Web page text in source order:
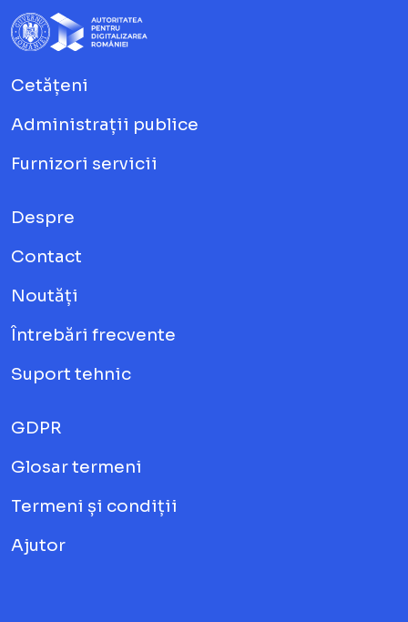
Cetățeni
Administrații publice
Furnizori servicii
Despre
Contact
Noutăți
Întrebări frecvente
Suport tehnic
GDPR
Glosar termeni
Termeni și condiții
Ajutor